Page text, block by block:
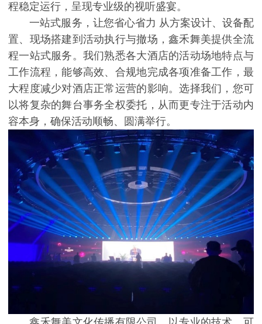
程稳定运行，呈现专业级的视听盛宴。
一站式服务，让您省心省力 从方案设计、设备配
置、现场搭建到活动执行与撤场，鑫禾舞美提供全流
程一站式服务。我们熟悉各大酒店的活动场地特点与
工作流程，能够高效、合规地完成各项准备工作，最
大程度减少对酒店正常运营的影响。选择我们，您可
以将复杂的舞台事务全权委托，从而更专注于活动内
容本身，确保活动顺畅、圆满举行。